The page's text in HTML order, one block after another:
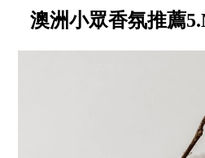
澳洲小眾香氛推薦